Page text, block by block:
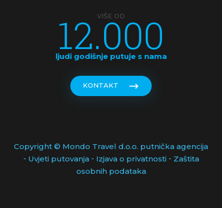
VIŠE OD
12.000
ljudi godišnje putuje s nama
KONTAKT
Copyright © Mondo Travel d.o.o. putnička agencija
- Uvjeti putovanja- Izjava o privatnosti- Zaštita
osobnih podataka